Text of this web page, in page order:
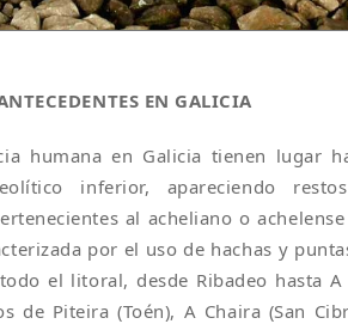
EN GALICIA
humana en Galicia tienen lugar
inferior, apareciendo
al acheliano o
por el uso de hachas y
el litoral, desde Ribadeo hasta A
de Piteira (Toén), A Chaira (San